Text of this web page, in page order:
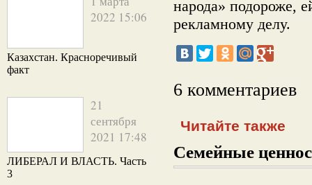
2022 15:06
Казахстан. Красноречивый
факт
21
сентября
2021 17:48
ЛИБЕРАЛ И ВЛАСТЬ. Часть
3
народа» подороже,
рекламному делу.
6 комментариев
Читайте также
Семейные